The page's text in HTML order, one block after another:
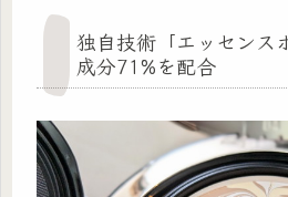
独自技術「エッセンス
成分71%を配合